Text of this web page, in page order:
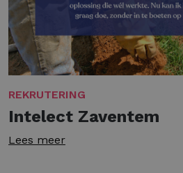
REKRUTERING
Intelect Zaventem
Lees meer